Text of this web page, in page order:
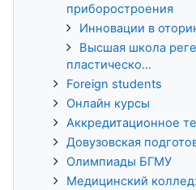
приборостроения
Инновации в
Высшая школа
пластическо...
Foreign students
Онлайн курсы
Аккредитационное
Довузовская
Олимпиады БГМУ
Медицинский